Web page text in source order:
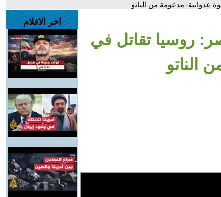
عدوانية- مدعومة من الناتو
روسيا تقاتل في
الناتو
اخر الافلام